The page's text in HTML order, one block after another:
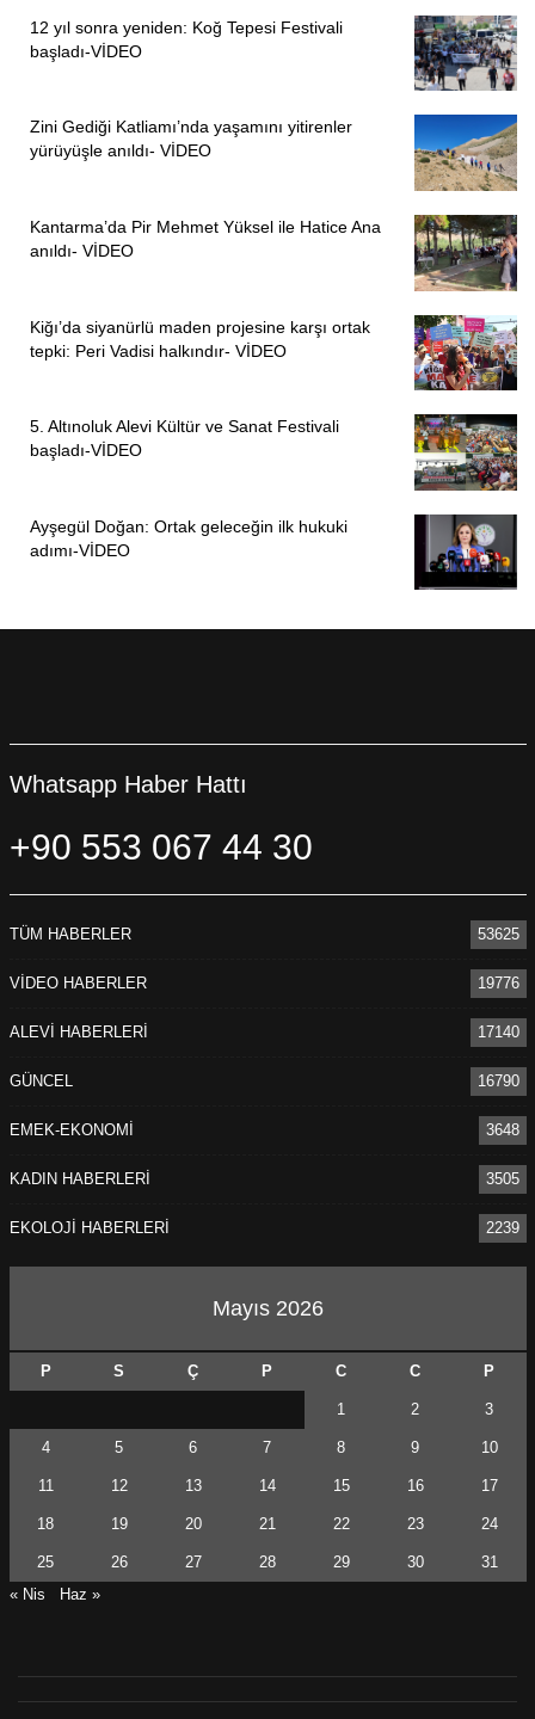
12 yıl sonra yeniden: Koğ Tepesi Festivali
başladı-VİDEO
Zini Gediği Katliamı’nda yaşamını yitirenler
yürüyüşle anıldı- VİDEO
Kantarma’da Pir Mehmet Yüksel ile Hatice Ana
anıldı- VİDEO
Kiğı’da siyanürlü maden projesine karşı ortak
tepki: Peri Vadisi halkındır- VİDEO
5. Altınoluk Alevi Kültür ve Sanat Festivali
başladı-VİDEO
Ayşegül Doğan: Ortak geleceğin ilk hukuki
adımı-VİDEO
Whatsapp Haber Hattı
+90 553 067 44 30
TÜM HABERLER 53625
VİDEO HABERLER 19776
ALEVİ HABERLERİ 17140
GÜNCEL 16790
EMEK-EKONOMİ 3648
KADIN HABERLERİ 3505
EKOLOJİ HABERLERİ 2239
Mayıs 2026
P S Ç P C C P
1 2 3
4 5 6 7 8 9 10
11 12 13 14 15 16 17
18 19 20 21 22 23 24
25 26 27 28 29 30
31
« Nis
Haz »